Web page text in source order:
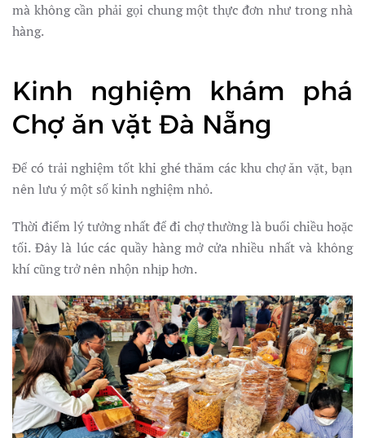
mà không cần phải gọi chung một thực đơn như trong nhà
hàng.
Kinh nghiệm khám phá
Chợ ăn vặt Đà Nẵng
Để có trải nghiệm tốt khi ghé thăm các khu chợ ăn vặt, bạn
nên lưu ý một số kinh nghiệm nhỏ.
Thời điểm lý tưởng nhất để đi chợ thường là buổi chiều hoặc
tối. Đây là lúc các quầy hàng mở cửa nhiều nhất và không
khí cũng trở nên nhộn nhịp hơn.